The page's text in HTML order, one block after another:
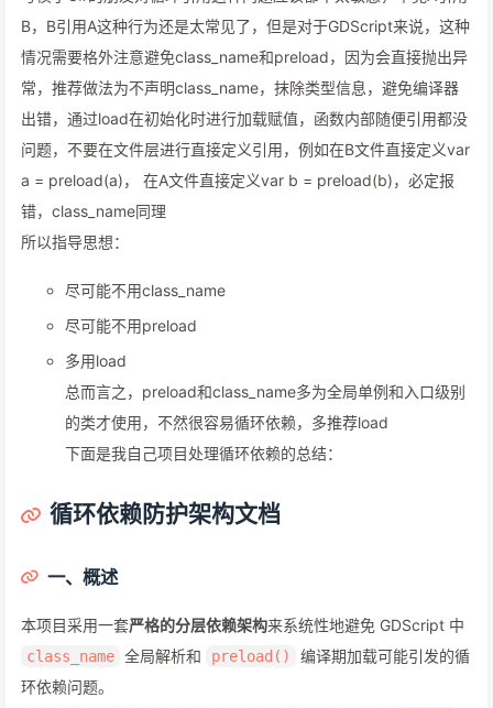
B，B引用A这种行为还是太常见了，但是对于GDScript来说，这种
情况需要格外注意避免class_name和preload，因为会直接抛出异
常，推荐做法为不声明class_name，抹除类型信息，避免编译器
出错，通过load在初始化时进行加载赋值，函数内部随便引用都没
问题，不要在文件层进行直接定义引用，例如在B文件直接定义var
a = preload(a)， 在A文件直接定义var b = preload(b)，必定报
错，class_name同理
所以指导思想：
尽可能不用class_name
尽可能不用preload
多用load
总而言之，preload和class_name多为全局单例和入口级别
的类才使用，不然很容易循环依赖，多推荐load
下面是我自己项目处理循环依赖的总结：
循环依赖防护架构文档
一、概述
本项目采用一套严格的分层依赖架构来系统性地避免 GDScript 中
class_name 全局解析和 preload()
编译期加载可能引发的循
环依赖问题。